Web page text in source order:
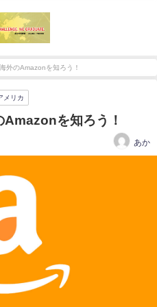
外のAmazonを知ろう！
メリカ
を知ろう！
あか